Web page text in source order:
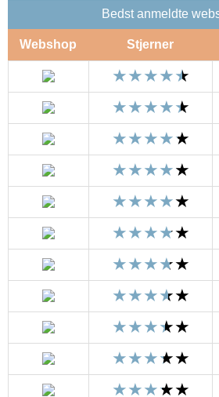
Bedst anmeldte
Webshop Stjerner